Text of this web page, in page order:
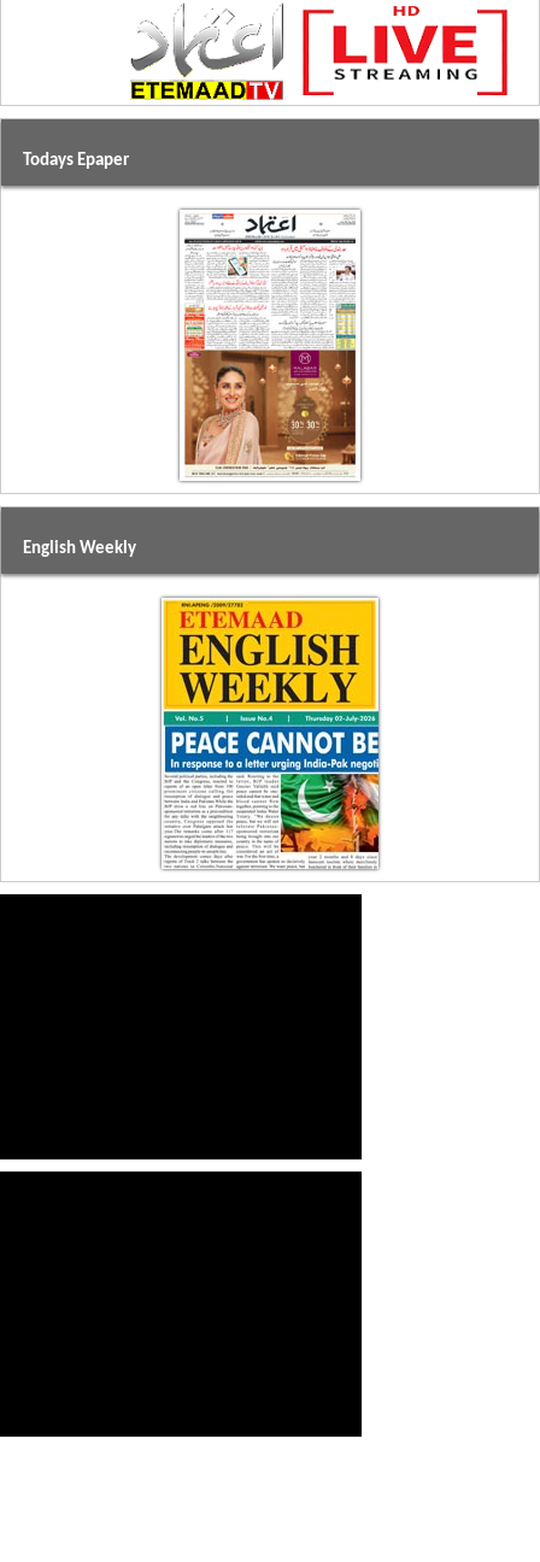
Todays Epaper
English Weekly